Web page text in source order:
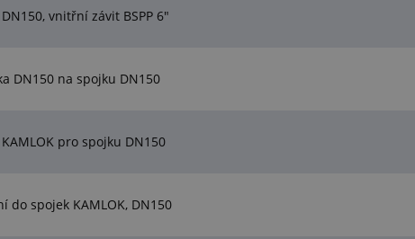
vnitřní závit BSPP 6"
DN150 na spojku DN150
pro spojku DN150
do spojek KAMLOK, DN150